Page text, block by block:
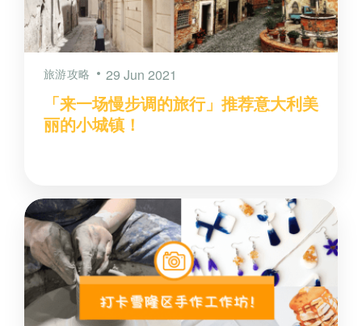
旅游攻略 29 Jun 2021
「来一场慢步调的旅行」推荐意大利美
丽的小城镇！